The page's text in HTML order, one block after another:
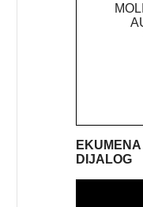
DIJALOG